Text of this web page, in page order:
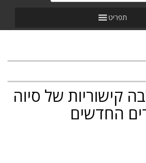
תפריט
קישוריות של סיוה
החדשים